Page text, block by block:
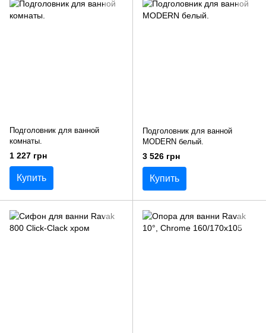
Подголовник для ванной
комнаты.
1 227 грн
Купить
Подголовник для ванной
MODERN белый.
3 526 грн
Купить